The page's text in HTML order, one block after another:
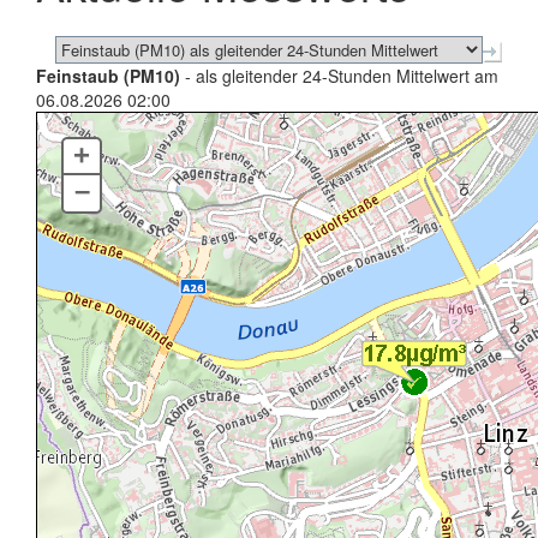
Feinstaub (PM10) - als gleitender 24-Stunden Mittelwert am
06.08.2026 02:00
+
–